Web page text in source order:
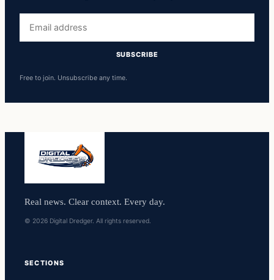
address
SUBSCRIBE
Free to join. Unsubscribe any time.
Real news. Clear context. Every day.
© 2026 Digital Dredger. All rights reserved.
SECTIONS